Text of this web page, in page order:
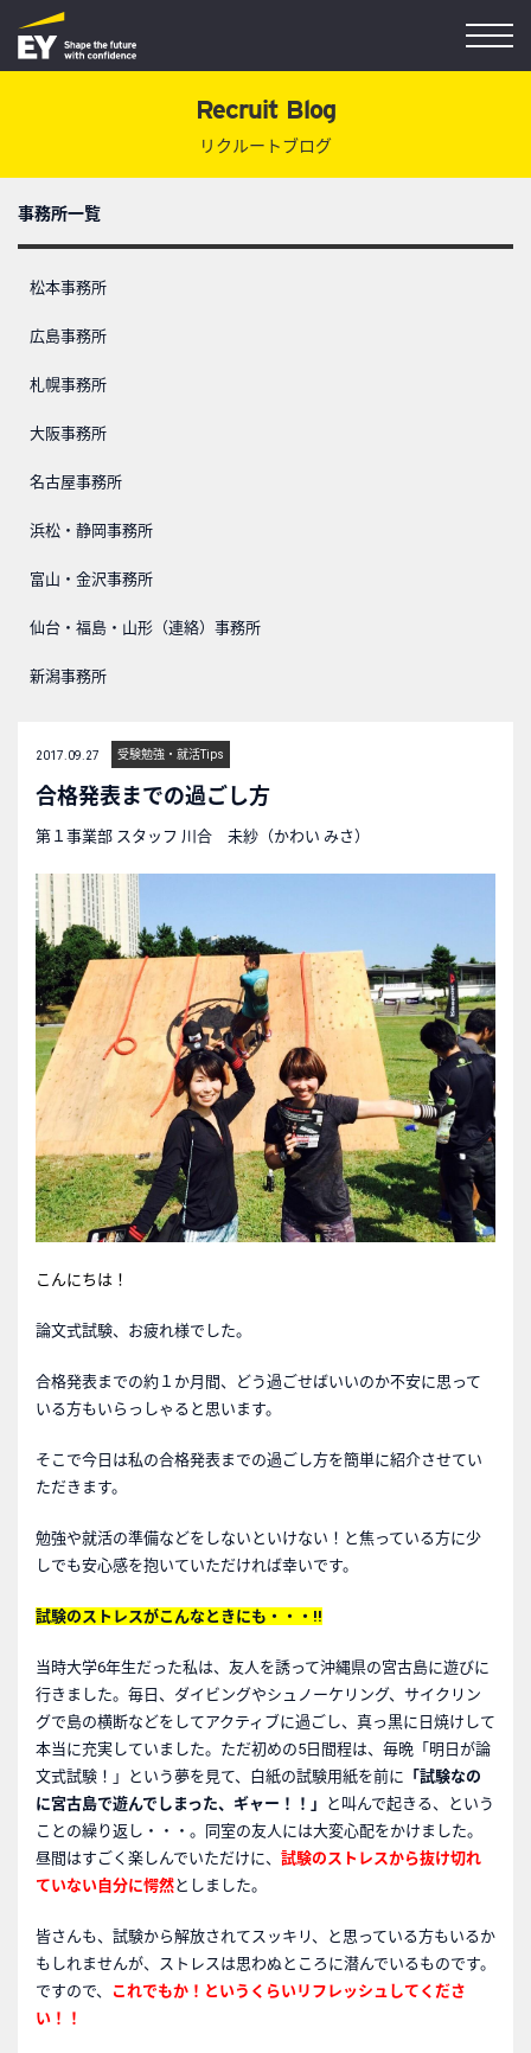
Recruit Blog
リクルートブログ
事務所一覧
松本事務所
広島事務所
札幌事務所
大阪事務所
名古屋事務所
浜松・静岡事務所
富山・金沢事務所
仙台・福島・山形（連絡）事務所
新潟事務所
2017.09.27 受験勉強・就活Tips
合格発表までの過ごし方
第１事業部 スタッフ 川合 未紗（かわい みさ）
こんにちは！
論文式試験、お疲れ様でした。
合格発表までの約１か月間、どう過ごせばいいのか不安に思って
いる方もいらっしゃると思います。
そこで今日は私の合格発表までの過ごし方を簡単に紹介させてい
ただきます。
勉強や就活の準備などをしないといけない！と焦っている方に少
しでも安心感を抱いていただければ幸いです。
試験のストレスがこんなときにも・・・!!
当時大学6年生だった私は、友人を誘って沖縄県の宮古島に遊びに
行きました。毎日、ダイビングやシュノーケリング、サイクリン
グで島の横断などをしてアクティブに過ごし、真っ黒に日焼けして
本当に充実していました。ただ初めの5日間程は、毎晩「明日が論
文式試験！」という夢を見て、白紙の試験用紙を前に 「試験なの
に宮古島で遊んでしまった、ギャー！！」
と叫んで起きる、という
ことの繰り返し・・・。同室の友人には大変心配をかけました。
昼間はすごく楽しんでいただけに、 試験のストレスから抜け切れ
ていない自分に愕然としました。
皆さんも、試験から解放されてスッキリ、と思っている方もいるか
もしれませんが、ストレスは思わぬところに潜んでいるものです。
ですので、
これでもか！というくらいリフレッシュしてくださ
い！！